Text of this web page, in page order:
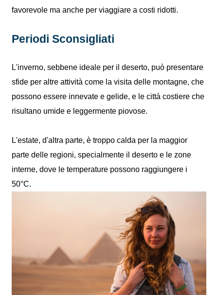
favorevole ma anche per viaggiare a costi ridotti.
Periodi Sconsigliati
L'inverno, sebbene ideale per il deserto, può presentare
sfide per altre attività come la visita delle montagne, che
possono essere innevate e gelide, e le città costiere che
risultano umide e leggermente piovose.
L'estate, d'altra parte, è troppo calda per la maggior
parte delle regioni, specialmente il deserto e le zone
interne, dove le temperature possono raggiungere i
50°C.